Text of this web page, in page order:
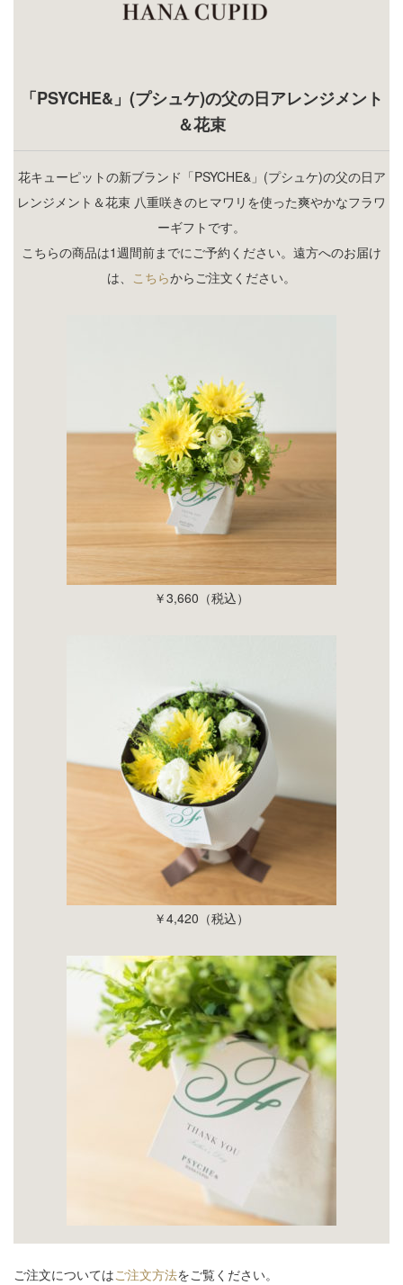
「PSYCHE&」(プシュケ)の父の日アレンジメント
＆花束
花キューピットの新ブランド「PSYCHE&」(プシュケ)の父の日ア
レンジメント＆花束 八重咲きのヒマワリを使った爽やかなフラワ
ーギフトです。
こちらの商品は1週間前までにご予約ください。遠方へのお届け
は、 こちらからご注文ください。
￥3,660 （税込）
￥4,420 （税込）
ご注文についてはご注文方法をご覧ください。